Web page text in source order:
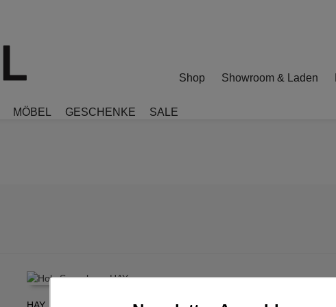
Shop Showroom & Laden
MÖBEL GESCHENKE SALE